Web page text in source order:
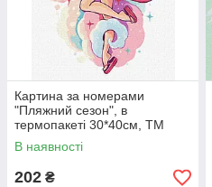
Картина за номерами
"Пляжний сезон", в
термопакеті 30*40см, ТМ
Ідейка, Україна
В наявності
202 ₴